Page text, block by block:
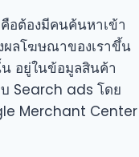
อต้องมีคนค้นหาเข้า
ผลโฆษณาของเราขึ้น
อยู่ในข้อมูลสินค้า
Search ads โดย
Merchant Center